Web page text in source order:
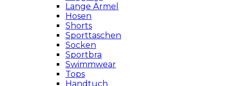
Lange Ärmel
Hosen
Shorts
Sporttaschen
Socken
Sportbra
Swimmwear
Tops
Handtuch